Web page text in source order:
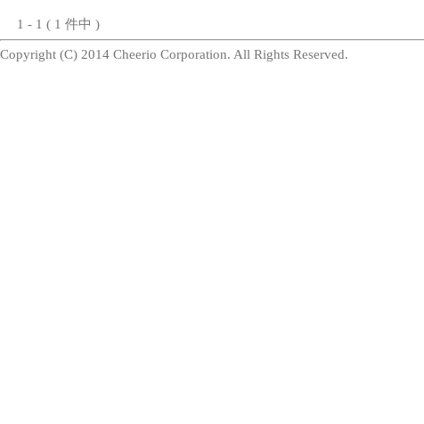
1 - 1 ( 1 件中 )
Copyright (C) 2014 Cheerio Corporation. All Rights Reserved.